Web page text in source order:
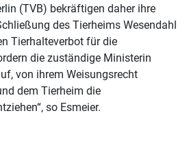
(TVB) bekräftigen daher ihre
des Tierheims Wesendahl
Tierhalteverbot für die
die zuständige Ministerin
von ihrem Weisungsrecht
dem Tierheim die
so Esmeier.